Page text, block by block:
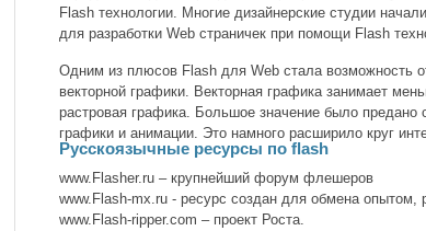
Flash технологии. Многие дизайнерские студии
для разработки Web страничек при помощи Flash
Одним из плюсов Flash для Web стала возможность
векторной графики. Векторная графика занимает
растровая графика. Большое значение было предано
графики и анимации. Это намного расширило круг
Русскоязычные ресурсы по flash
www.Flasher.ru – крупнейший форум флешеров
www.Flash-mx.ru - ресурс создан для обмена опытом,
www.Flash-ripper.com – проект Роста.